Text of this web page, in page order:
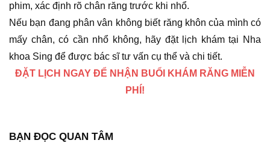
phim, xác định rõ chân răng trước khi nhổ.
Nếu bạn đang phân vân không biết răng khôn của mình có
mấy chân, có cần nhổ không, hãy đặt lịch khám tại Nha
khoa Sing để được bác sĩ tư vấn cụ thể và chi tiết.
ĐẶT LỊCH NGAY ĐỂ NHẬN BUỔI KHÁM RĂNG MIỄN
PHÍ!
BẠN ĐỌC QUAN TÂM